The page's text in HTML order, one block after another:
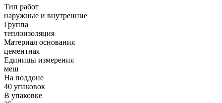
Тип работ
наружные и внутренние
Группа
теплоизоляция
Материал основания
цементная
Единицы измерения
меш
На поддоне
40 упаковок
В упаковке